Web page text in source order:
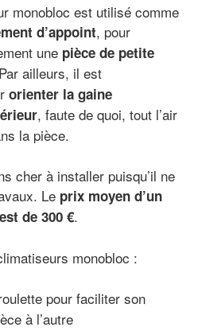
monobloc est utilisé comme
d’appoint, pour
une pièce de petite
ailleurs, il est
orienter la gaine
, faute de quoi, tout l’air
la pièce.
cher à installer puisqu’il ne
Le prix moyen d’un
de 300 €.
monobloc :
pour faciliter son
à l’autre